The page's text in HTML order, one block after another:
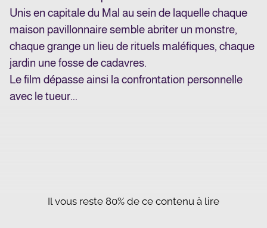
Unis en capitale du Mal au sein de laquelle chaque
maison pavillonnaire semble abriter un monstre,
chaque grange un lieu de rituels maléfiques, chaque
jardin une fosse de cadavres.
Le film dépasse ainsi la confrontation personnelle
avec le tueur...
Il vous reste 80% de ce contenu à lire